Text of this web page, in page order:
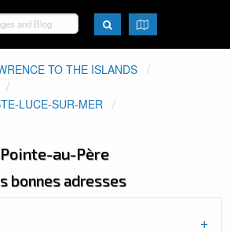
TO THE ISLANDS
LUCE-SUR-MER
Pointe-au-Père
bonnes adresses